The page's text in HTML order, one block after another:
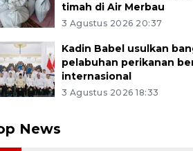
timah di Air Merbau
3 Agustus 2026 20:37
Kadin Babel usulkan
pelabuhan perikanan
internasional
3 Agustus 2026 18:33
News